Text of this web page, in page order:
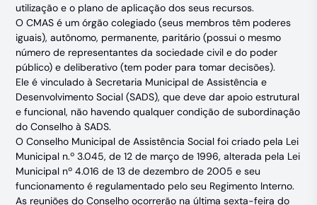
utilização e o plano de aplicação dos seus recursos.
O CMAS é um órgão colegiado (seus membros têm poderes
iguais), autônomo, permanente, paritário (possui o mesmo
número de representantes da sociedade civil e do poder
público) e deliberativo (tem poder para tomar decisões).
Ele é vinculado à Secretaria Municipal de Assistência e
Desenvolvimento Social (SADS), que deve dar apoio estrutural
e funcional, não havendo qualquer condição de subordinação
do Conselho à SADS.
O Conselho Municipal de Assistência Social foi criado pela Lei
Municipal n.º 3.045, de 12 de março de 1996, alterada pela Lei
Municipal nº 4.016 de 13 de dezembro de 2005 e seu
funcionamento é regulamentado pelo seu Regimento Interno.
As reuniões do Conselho ocorrerão na última sexta-feira do